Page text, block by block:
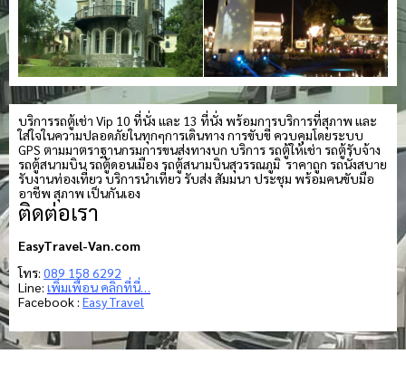
บริการรถตู้เช่า Vip 10 ที่นั่ง และ 13 ที่นั่ง พร้อมการบริการที่สุภาพ และ
ใส่ใจในความปลอดภัยในทุกๆการเดินทาง การขับขี่ ควบคุมโดยระบบ
GPS ตามมาตราฐานกรมการขนส่งทางบก บริการ รถตู้ให้เช่า รถตู้รับจ้าง
รถตู้สนามบิน รถตู้ดอนเมือง รถตู้สนามบินสุวรรณภูมิ ราคาถูก รถนั่งสบาย
รับงานท่องเที่ยว บริการนำเที่ยว รับส่ง สัมมนา ประชุม พร้อมคนขับมือ
อาชีพ สุภาพ เป็นกันเอง
ติดต่อเรา
EasyTravel-Van.com
โทร: 089 158 6292
Line: เพิ่มเพื่อน คลิกที่นี่…
Facebook : Easy Travel